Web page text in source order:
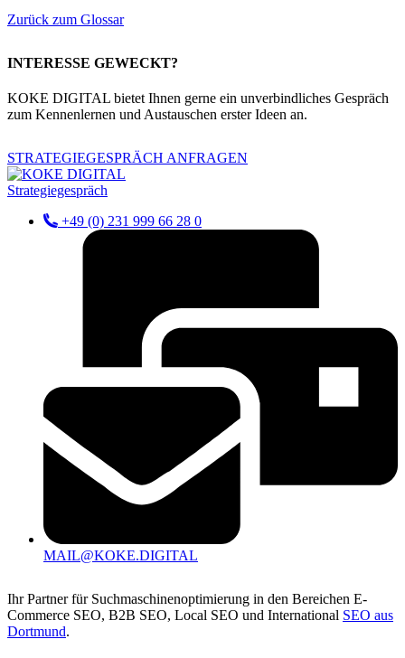
Zurück zum Glossar
INTERESSE GEWECKT?
KOKE DIGITAL bietet Ihnen gerne ein unverbindliches Gespräch
zum Kennenlernen und Austauschen erster Ideen an.
STRATEGIEGESPRÄCH ANFRAGEN
Strategiegespräch
+49 (0) 231 999 66 28 0
MAIL@KOKE.DIGITAL
Ihr Partner für Suchmaschinenoptimierung in den Bereichen E-
Commerce SEO, B2B SEO, Local SEO und International SEO aus
Dortmund.